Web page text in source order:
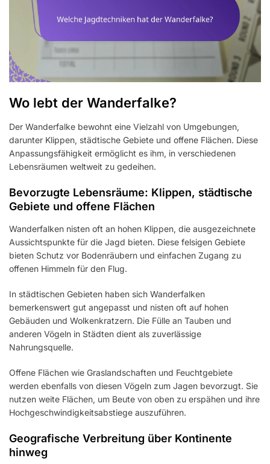
Wo lebt der Wanderfalke?
Der Wanderfalke bewohnt eine Vielzahl von Umgebungen,
darunter Klippen, städtische Gebiete und offene Flächen. Diese
Anpassungsfähigkeit ermöglicht es ihm, in verschiedenen
Lebensräumen weltweit zu gedeihen.
Bevorzugte Lebensräume: Klippen, städtische
Gebiete und offene Flächen
Wanderfalken nisten oft an hohen Klippen, die ausgezeichnete
Aussichtspunkte für die Jagd bieten. Diese felsigen Gebiete
bieten Schutz vor Bodenräubern und einfachen Zugang zu
offenen Himmeln für den Flug.
In städtischen Gebieten haben sich Wanderfalken
bemerkenswert gut angepasst und nisten oft auf hohen
Gebäuden und Wolkenkratzern. Die Fülle an Tauben und
anderen Vögeln in Städten dient als zuverlässige
Nahrungsquelle.
Offene Flächen wie Graslandschaften und Feuchtgebiete
werden ebenfalls von diesen Vögeln zum Jagen bevorzugt. Sie
nutzen weite Flächen, um Beute von oben zu erspähen und ihre
Hochgeschwindigkeitsabstiege auszuführen.
Geografische Verbreitung über Kontinente
hinweg